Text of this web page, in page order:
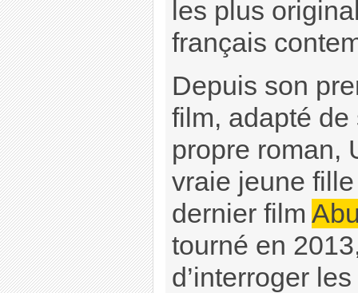
les plus
français
Depuis son
film, adapté de
propre roman,
vraie jeune
dernier film
tourné en
d’interroger